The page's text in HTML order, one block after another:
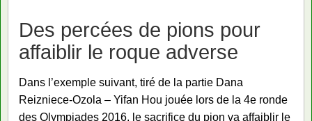
Des percées de pions pour
affaiblir le roque adverse
Dans l’exemple suivant, tiré de la partie Dana
Reizniece-Ozola – Yifan Hou jouée lors de la 4e ronde
des Olympiades 2016, le sacrifice du pion va affaiblir le